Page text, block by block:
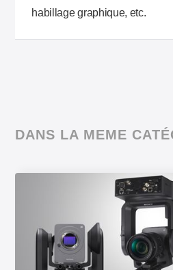
habillage graphique, etc.
DANS LA MEME